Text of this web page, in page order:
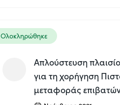
Ολοκληρώθηκε
Απλούστευση
για τη χορήγηση
μεταφοράς